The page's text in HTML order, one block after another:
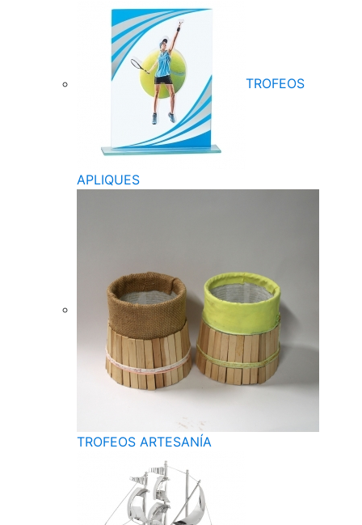
TROFEOS
APLIQUES
TROFEOS ARTESANÍA